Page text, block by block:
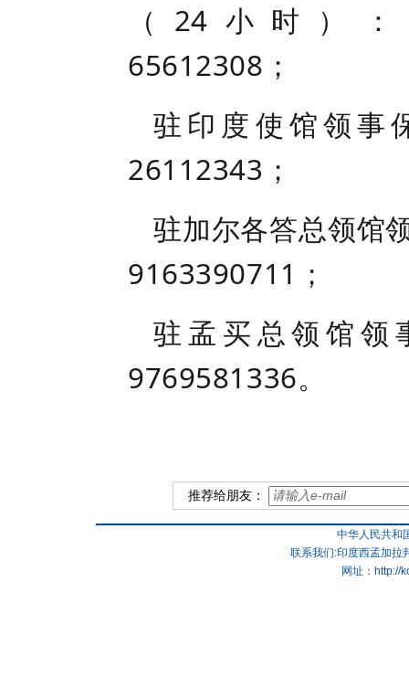
（ 24小时）：
65612308；
驻印度使馆领事
26112343；
驻加尔各答总领馆
9163390711；
驻孟买总领馆领
9769581336。
推荐给朋友：
中华人民共和
联系我们:印度西孟加拉
网址： http://